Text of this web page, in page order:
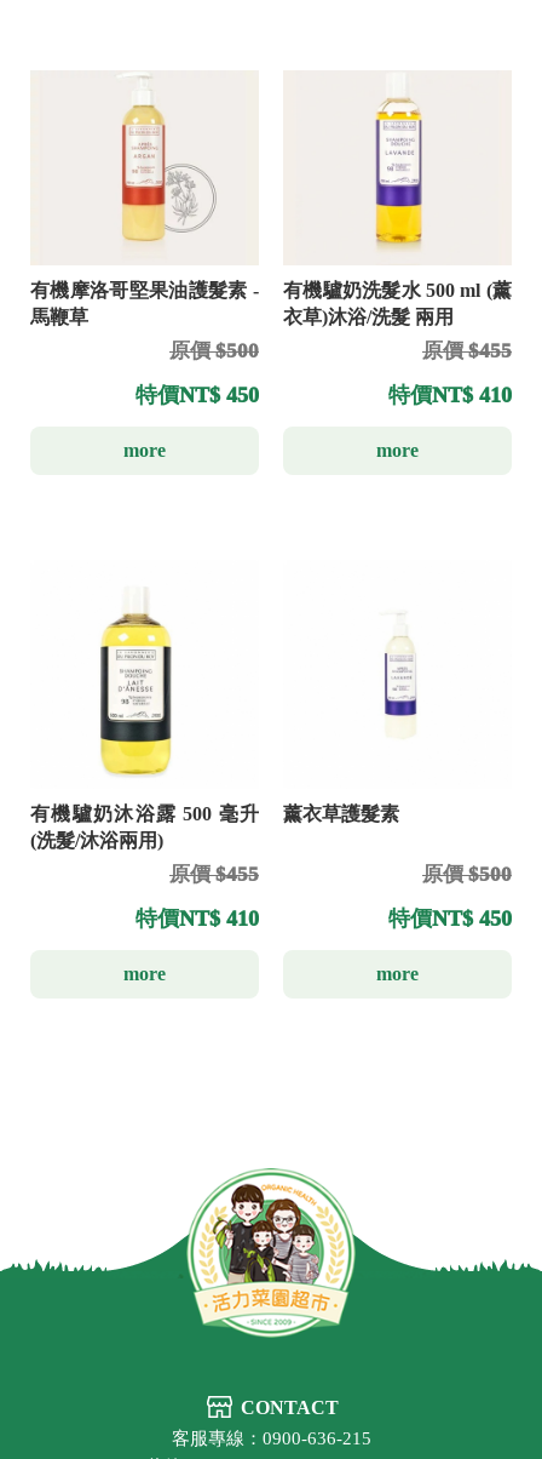
有機摩洛哥堅果油護髮素 -
馬鞭草
原價 $500
特價NT$ 450
more
有機驢奶洗髮水 500 ml (薰
衣草)沐浴/洗髮 兩用
原價 $455
特價NT$ 410
more
有機驢奶沐浴露 500 毫升
(洗髮/沐浴兩用)
原價 $455
特價NT$ 410
more
薰衣草護髮素
原價 $500
特價NT$ 450
more
CONTACT
客服專線：0900-636-215